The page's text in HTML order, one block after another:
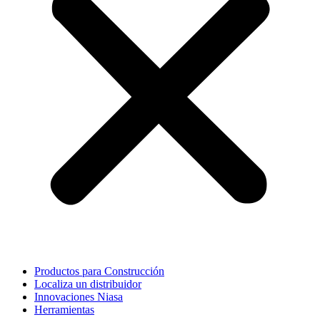
Productos para Construcción
Localiza un distribuidor
Innovaciones Niasa
Herramientas